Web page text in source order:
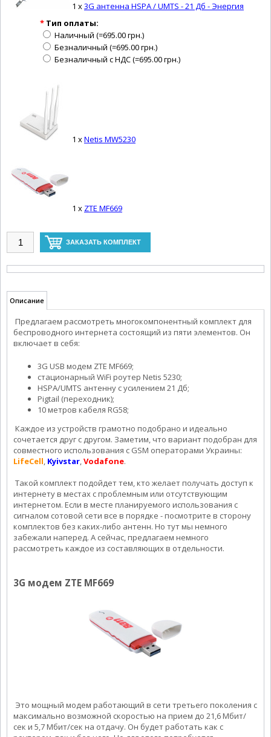
1 x3G антенна HSPA / UMTS - 21 Дб - Энергия
* Тип оплаты:
Наличный (=695.00 грн.)
Безналичный (=695.00 грн.)
Безналичный с НДС (=695.00 грн.)
1 xNetis MW5230
1 x ZTE MF669
Описание
Предлагаем рассмотреть многокомпонентный комплект для
беспроводного интернета состоящий из пяти элементов. Он
включает в себя:
3G USB модем ZTE MF669;
стационарный WiFi роутер Netis 5230;
HSPA/UMTS антенну с усилением 21 Дб;
Pigtail (переходник);
10 метров кабеля RG58;
Каждое из устройств грамотно подобрано и идеально
сочетается друг с другом. Заметим, что вариант подобран для
совместного использования с GSM операторами Украины:
LifeCell, Kyivstar,Vodafone.
Такой комплект подойдет тем, кто желает получать доступ к
интернету в местах с проблемным или отсутствующим
интернетом. Если в месте планируемого использования с
сигналом сотовой сети все в порядке - посмотрите в сторону
комплектов без каких-либо антенн. Но тут мы немного
забежали наперед. А сейчас, предлагаем немного
рассмотреть каждое из составляющих в отдельности.
3G модем ZTE MF669
Это мощный модем работающий в сети третьего поколения с
максимально возможной скоростью на прием до 21,6 Мбит/
сек и 5,7 Мбит/сек на отдачу. Он будет работать как с